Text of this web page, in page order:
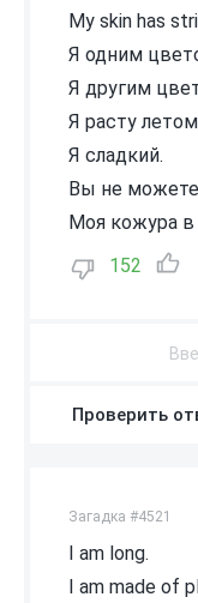
My skin has
Я одним
Я другим
Я расту
Я сладкий.
Вы не
Моя кожура в
152
Проверить
Загадка #4521
I am long.
I am made of